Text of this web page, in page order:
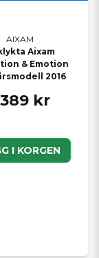
AIXAM
Aixam
& Emotion
2016
389 kr
I KORGEN